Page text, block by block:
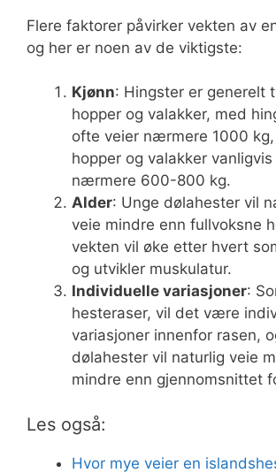
Flere faktorer påvirker vekten av
og her er noen av de viktigste:
Kjønn: Hingster er generelt
hopper og valakker, med
ofte veier nærmere 1000 kg,
hopper og valakker
nærmere 600-800 kg.
Alder: Unge dølahester vil
veie mindre enn fullvoksne
vekten vil øke etter hvert
og utvikler muskulatur.
Individuelle variasjoner:
hesteraser, vil det være
variasjoner innenfor rasen,
dølahester vil naturlig veie
mindre enn gjennomsnittet
Les også:
Hvor mye veier en